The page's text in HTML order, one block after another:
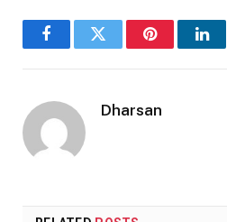
FacebookTwitter Pinterest
Dharsan